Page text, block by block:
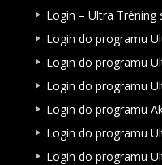
Login – Ultra Tréning
Login do programu
Login do programu
Login do programu
Login do programu
Login do programu
Login do programu